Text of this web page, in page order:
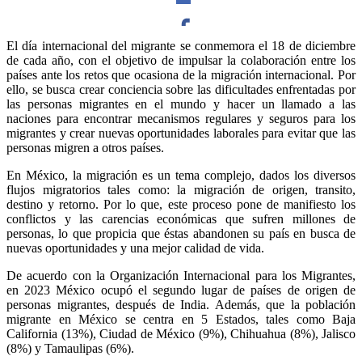
Facebook
Whatsapp
El día internacional del migrante se conmemora el 18 de diciembre
de cada año, con el objetivo de impulsar la colaboración entre los
países ante los retos que ocasiona de la migración internacional. Por
ello, se busca crear conciencia sobre las dificultades enfrentadas por
las personas migrantes en el mundo y hacer un llamado a las
naciones para encontrar mecanismos regulares y seguros para los
migrantes y crear nuevas oportunidades laborales para evitar que las
personas migren a otros países.
En México, la migración es un tema complejo, dados los diversos
flujos migratorios tales como: la migración de origen, transito,
destino y retorno. Por lo que, este proceso pone de manifiesto los
conflictos y las carencias económicas que sufren millones de
personas, lo que propicia que éstas abandonen su país en busca de
nuevas oportunidades y una mejor calidad de vida.
De acuerdo con la Organización Internacional para los Migrantes,
en 2023 México ocupó el segundo lugar de países de origen de
personas migrantes, después de India. Además, que la población
migrante en México se centra en 5 Estados, tales como Baja
California (13%), Ciudad de México (9%), Chihuahua (8%), Jalisco
(8%) y Tamaulipas (6%).